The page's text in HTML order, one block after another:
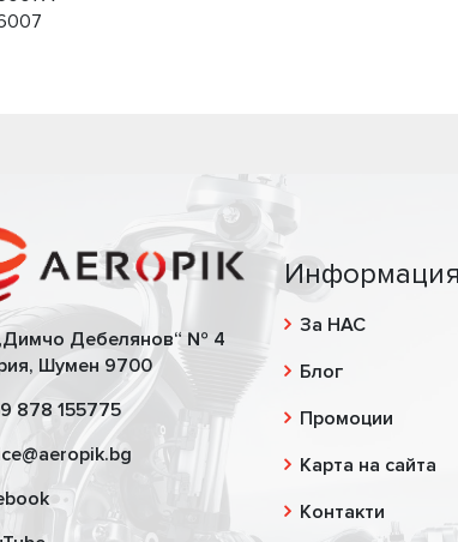
Дебелянов“ № 4
Шумен 9700
878 155775
Информация
За НАС
Блог
Промоции
Карта на сайта
Контакти